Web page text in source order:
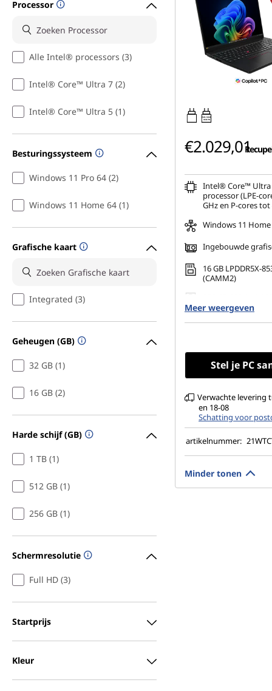
Processor
Alle Intel® processors (3)
Intel® Core™ Ultra 7 (2)
Intel® Core™ Ultra 5 (1)
Besturingssysteem
Windows 11 Pro 64 (2)
Windows 11 Home 64 (1)
Grafische kaart
Integrated (3)
Geheugen (GB)
32 GB (1)
16 GB (2)
Harde schijf (GB)
1 TB (1)
512 GB (1)
256 GB (1)
Schermresolutie
Full HD (3)
Startprijs
Kleur
65W-100W
USB PD
€2.029,01
Intel® Core™ Ultra
processor (LPE-
GHz en P-cores tot
Windows 11 Home
Ingebouwde
16 GB LPDDR5X-
(CAMM2)
Gen4 TLC Opal
16" WUXGA (1920
nits, 60 Hz
Meer weergeven
Stel je PC
Verwachte levering
en 18-08
Schatting voor
artikelnummer:
Minder tonen